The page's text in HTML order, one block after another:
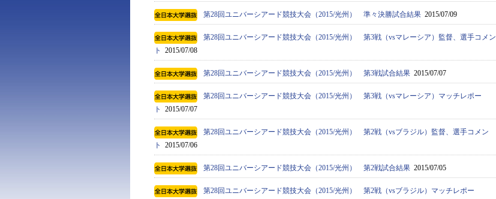
第28回ユニバーシアード競技大会（2015/光州） 準々決勝試合結果 2015/07/09
第28回ユニバーシアード競技大会（2015/光州） 第3戦（vsマレーシア）監督、選手コメン
ト
2015/07/08
第28回ユニバーシアード競技大会（2015/光州） 第3戦試合結果 2015/07/07
第28回ユニバーシアード競技大会（2015/光州） 第3戦（vsマレーシア）マッチレポー
ト
2015/07/07
第28回ユニバーシアード競技大会（2015/光州） 第2戦（vsブラジル）監督、選手コメン
ト
2015/07/06
第28回ユニバーシアード競技大会（2015/光州） 第2戦試合結果 2015/07/05
第28回ユニバーシアード競技大会（2015/光州） 第2戦（vsブラジル）マッチレポー